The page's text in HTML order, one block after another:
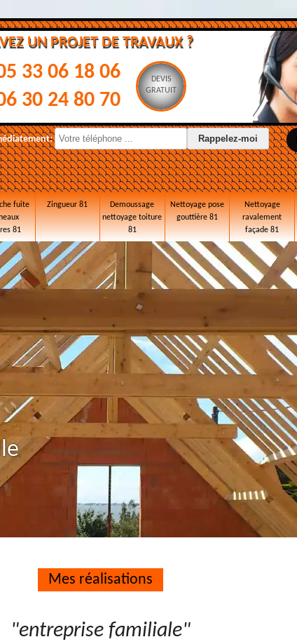
UN PROJET DE TRAVAUX ?
33 06 18 06
30 24 80 70
DEVIS
GRATUIT
fuite
81
Zingueur 81
Demoussage
nettoyage toiture
81
Nettoyage pose
gouttière 81
Nettoyage
ravalement
façade 81
Mes réalisations
"entreprise familiale"